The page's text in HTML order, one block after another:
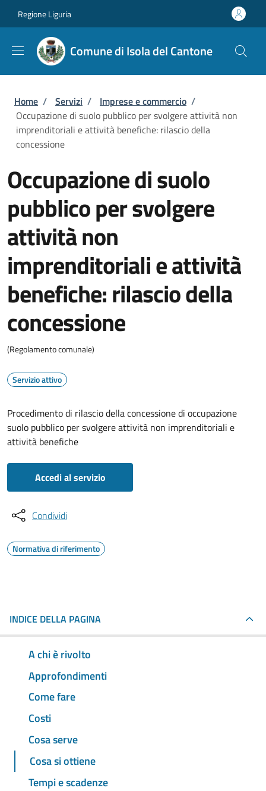
Regione Liguria
Comune di Isola del Cantone
Briciole di pane
Home / Servizi / Imprese e commercio /
Occupazione di suolo pubblico per svolgere attività non
imprenditoriali e attività benefiche: rilascio della
concessione
Occupazione di suolo
pubblico per svolgere
attività non
imprenditoriali e attività
benefiche: rilascio della
concessione
(Regolamento comunale)
Servizio attivo
Procedimento di rilascio della concessione di occupazione
suolo pubblico per svolgere attività non imprenditoriali e
attività benefiche
Accedi al servizio
Condividi
Normativa di riferimento
INDICE DELLA PAGINA
A chi è rivolto
Approfondimenti
Come fare
Costi
Cosa serve
Cosa si ottiene
Tempi e scadenze